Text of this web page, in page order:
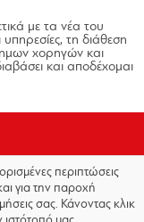
με τα νέα του
τη διάθεση
χορηγών και
και αποδέχομαι
περιπτώσεις
για την παροχή
σας. Κάνοντας κλικ